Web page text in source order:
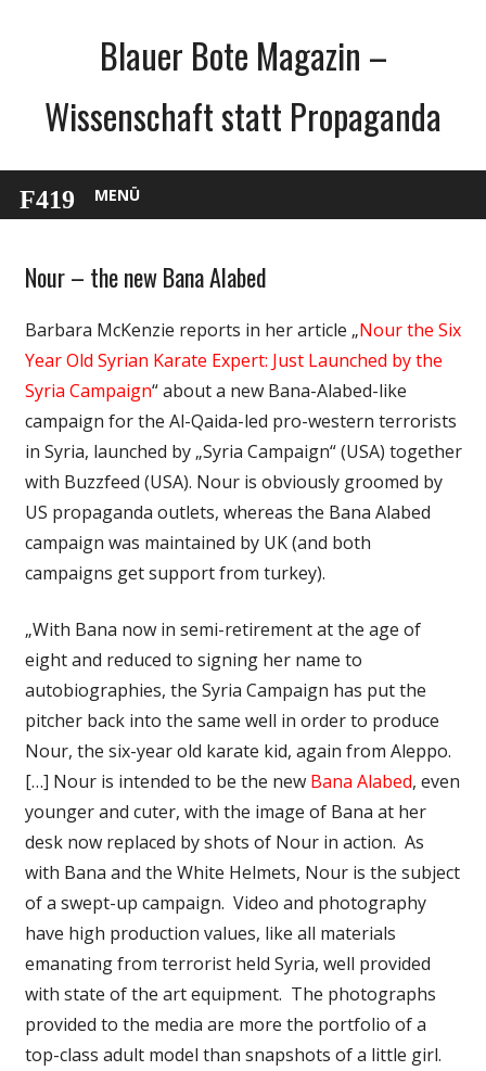
Blauer Bote Magazin –
Wissenschaft statt Propaganda
MENÜ
English
Internet
Medien
Politik
Webfundstück
Wissenschaft
Nour – the new Bana Alabed
Barbara McKenzie reports in her article „Nour the Six
Year Old Syrian Karate Expert: Just Launched by the
Syria Campaign“ about a new Bana-Alabed-like
campaign for the Al-Qaida-led pro-western terrorists
in Syria, launched by „Syria Campaign“ (USA) together
with Buzzfeed (USA). Nour is obviously groomed by
US propaganda outlets, whereas the Bana Alabed
campaign was maintained by UK (and both
campaigns get support from turkey).
„With Bana now in semi-retirement at the age of
eight and reduced to signing her name to
autobiographies, the Syria Campaign has put the
pitcher back into the same well in order to produce
Nour, the six-year old karate kid, again from Aleppo.
[…] Nour is intended to be the new Bana Alabed, even
younger and cuter, with the image of Bana at her
desk now replaced by shots of Nour in action. As
with Bana and the White Helmets, Nour is the subject
of a swept-up campaign. Video and photography
have high production values, like all materials
emanating from terrorist held Syria, well provided
with state of the art equipment. The photographs
provided to the media are more the portfolio of a
top-class adult model than snapshots of a little girl.